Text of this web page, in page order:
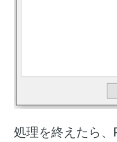
処理を終えたら、